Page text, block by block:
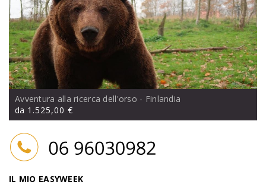
Avventura alla ricerca dell'orso - Finlandia
da 1.525,00 €
IL MIO EASYWEEK